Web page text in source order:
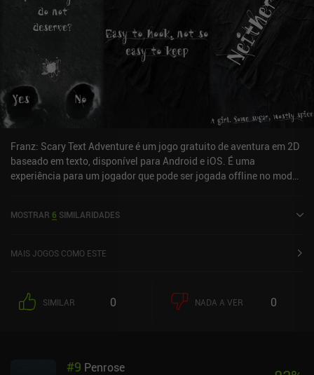
Franz: Scary Text Adventure é um jogo gratuito de aventura em 2D
baseado em texto, disponível para Android e iOS. É uma
experiência para um jogador que pode ser jogada offline no modo
4,7 de 5,0 na App Store do iOS.
MOSTRAR 6 SIMILARIDADES
MAIS JOGOS COMO ESTE
SIMILAR 0 NADA A VER 0
#9 Penrose